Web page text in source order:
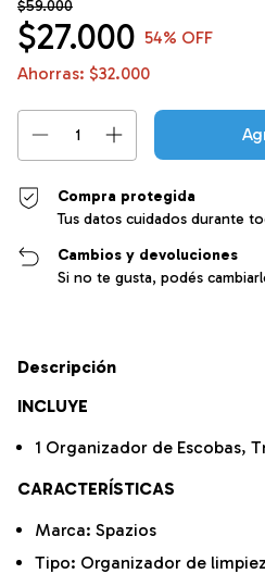
$59.000
$27.000 54% OFF
Ahorras: $32.000
Compra protegida
Tus datos cuidados durante
Cambios y devoluciones
Si no te gusta, podés
Descripción
INCLUYE
1 Organizador de Escobas,
CARACTERÍSTICAS
Marca: Spazios
Tipo: Organizador de